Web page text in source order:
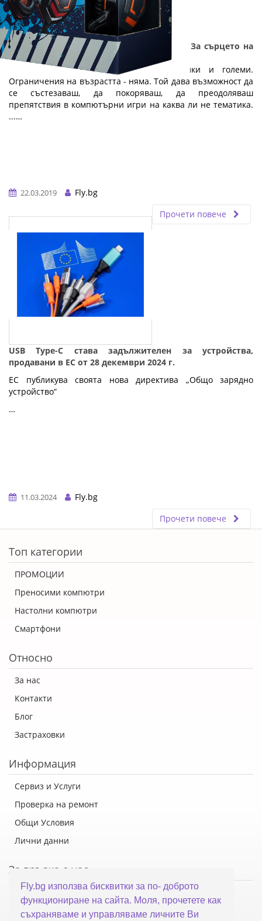
Fly.bg използва бисквитки за по- доброто
функциониране на сайта. Моля, прочетете как
съхраняваме и управляваме личните Ви
ТОП 6 гейминг компютри и аксесоари - За сърцето на
един геймър: Част 1
Геймингът е увлечение, спорт за малки и големи.
Ограничения на възрастта - няма. Той дава възможност да
се състезаваш, да покоряваш, да преодоляваш
препятствия в компютърни игри на каква ли не тематика.
...…
22.03.2019
Fly.bg
Прочети повече
USB Type-C става задължителен за устройства,
продавани в ЕС от 28 декември 2024 г.
ЕС публикува своята нова директива „Общо зарядно
устройство“
…
11.03.2024
Fly.bg
Прочети повече
Топ категории
ПРОМОЦИИ
Преносими компютри
Настолни компютри
Смартфони
Относно
За нас
Контакти
Блог
Застраховки
Информация
Сервиз и Услуги
Проверка на ремонт
Общи Условия
Лични данни
За връзка с нас
Флай Систем ООД
гр. Варна, ул. Каймакчалан 10А